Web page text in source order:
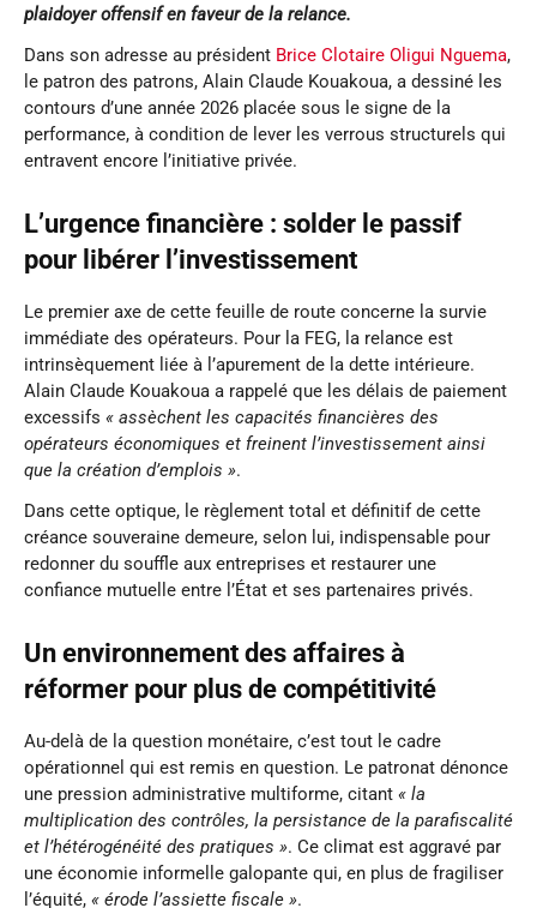
plaidoyer offensif en faveur de la relance.
Dans son adresse au président Brice Clotaire Oligui Nguema,
le patron des patrons, Alain Claude Kouakoua, a dessiné les
contours d’une année 2026 placée sous le signe de la
performance, à condition de lever les verrous structurels qui
entravent encore l’initiative privée.
L’urgence financière : solder le passif
pour libérer l’investissement
Le premier axe de cette feuille de route concerne la survie
immédiate des opérateurs. Pour la FEG, la relance est
intrinsèquement liée à l’apurement de la dette intérieure.
Alain Claude Kouakoua a rappelé que les délais de paiement
excessifs « assèchent les capacités financières des
opérateurs économiques et freinent l’investissement ainsi
que la création d’emplois ».
Dans cette optique, le règlement total et définitif de cette
créance souveraine demeure, selon lui, indispensable pour
redonner du souffle aux entreprises et restaurer une
confiance mutuelle entre l’État et ses partenaires privés.
Un environnement des affaires à
réformer pour plus de compétitivité
Au-delà de la question monétaire, c’est tout le cadre
opérationnel qui est remis en question. Le patronat dénonce
une pression administrative multiforme, citant « la
multiplication des contrôles, la persistance de la parafiscalité
et l’hétérogénéité des pratiques ». Ce climat est aggravé par
une économie informelle galopante qui, en plus de fragiliser
l’équité, « érode l’assiette fiscale ».